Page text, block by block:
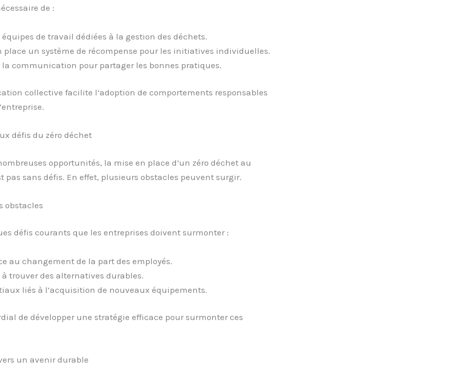
de :
équipes de travail dédiées à la gestion des déchets.
place un système de récompense pour les initiatives individuelles.
la communication pour partager les bonnes pratiques.
collective facilite l’adoption de comportements responsables
défis du zéro déchet
opportunités, la mise en place d’un zéro déchet au
pas sans défis. En effet, plusieurs obstacles peuvent surgir.
obstacles
défis courants que les entreprises doivent surmonter :
au changement de la part des employés.
trouver des alternatives durables.
liés à l’acquisition de nouveaux équipements.
de développer une stratégie efficace pour surmonter ces
un avenir durable